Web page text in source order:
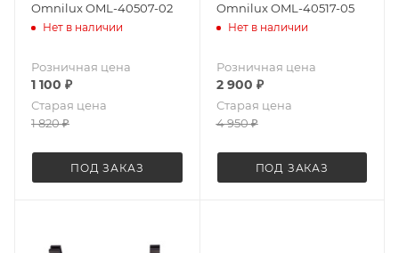
Omnilux OML-40507-02
Нет в наличии
Розничная цена
1 100 ₽
Старая цена
1 820₽
ПОД ЗАКАЗ
Omnilux OML-40517-05
Нет в наличии
Розничная цена
2 900 ₽
Старая цена
4 950₽
ПОД ЗАКАЗ